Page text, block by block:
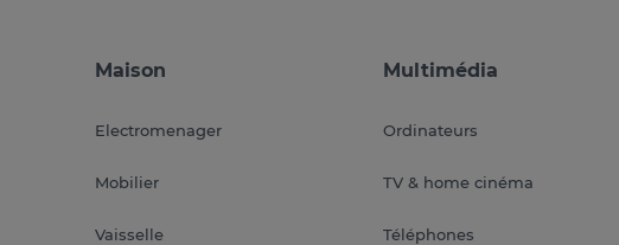
Maison
Electromenager
Mobilier
Vaisselle
Multimédia
Ordinateurs
TV & home cinéma
Téléphones